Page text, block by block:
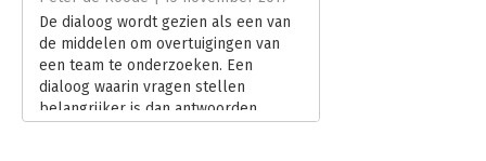
De dialoog wordt gezien als een van
de middelen om overtuigingen van
een team te onderzoeken. Een
dialoog waarin vragen stellen
belangrijker is dan antwoorden